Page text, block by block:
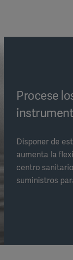
Procese
Disponer de
aumenta la
centro
suministros